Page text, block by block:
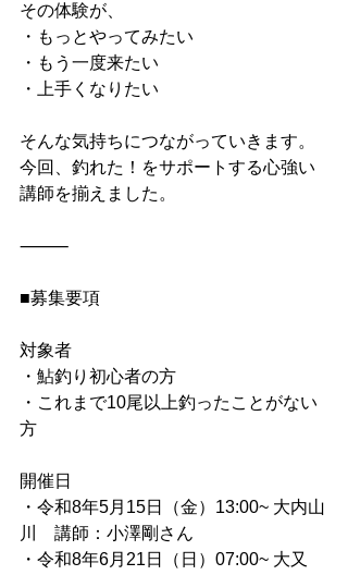
その体験が、
・もっとやってみたい
・もう一度来たい
・上手くなりたい
そんな気持ちにつながっていきます。
今回、釣れた！をサポートする心強い
講師を揃えました。
⸻
■募集要項
対象者
・鮎釣り初心者の方
・これまで10尾以上釣ったことがない
方
開催日
・令和8年5月15日（金）13:00~ 大内山
川　講師：小澤剛さん
・令和8年6月21日（日）07:00~ 大又